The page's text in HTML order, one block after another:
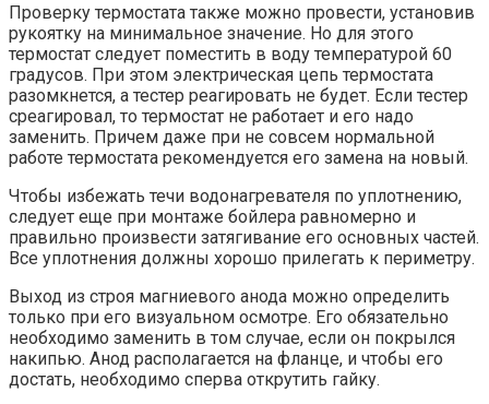
Проверку термостата также можно провести, установив
рукоятку на минимальное значение. Но для этого
термостат следует поместить в воду температурой 60
градусов. При этом электрическая цепь термостата
разомкнется, а тестер реагировать не будет. Если тестер
среагировал, то термостат не работает и его надо
заменить. Причем даже при не совсем нормальной
работе термостата рекомендуется его замена на новый.
Чтобы избежать течи водонагревателя по уплотнению,
следует еще при монтаже бойлера равномерно и
правильно произвести затягивание его основных частей.
Все уплотнения должны хорошо прилегать к периметру.
Выход из строя магниевого анода можно определить
только при его визуальном осмотре. Его обязательно
необходимо заменить в том случае, если он покрылся
накипью. Анод располагается на фланце, и чтобы его
достать, необходимо сперва открутить гайку.